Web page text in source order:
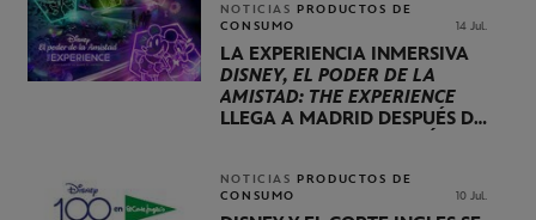
NOTICIAS PRODUCTOS DE
CONSUMO
14 Jul.
LA EXPERIENCIA INMERSIVA
DISNEY, EL PODER DE LA
AMISTAD: THE EXPERIENCE
LLEGA A MADRID DESPUÉS DE
NOTICIAS PRODUCTOS DE
CONSUMO
10 Jul.